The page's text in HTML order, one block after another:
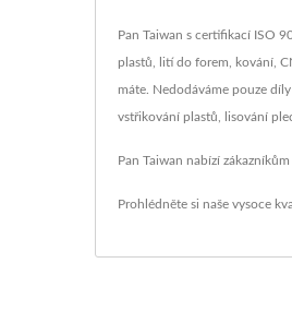
Pan Taiwan s certifikací ISO
plastů, lití do forem, kování,
máte. Nedodáváme pouze
vstřikování plastů, lisování
Pan Taiwan nabízí
Prohlédněte si naše vysoce